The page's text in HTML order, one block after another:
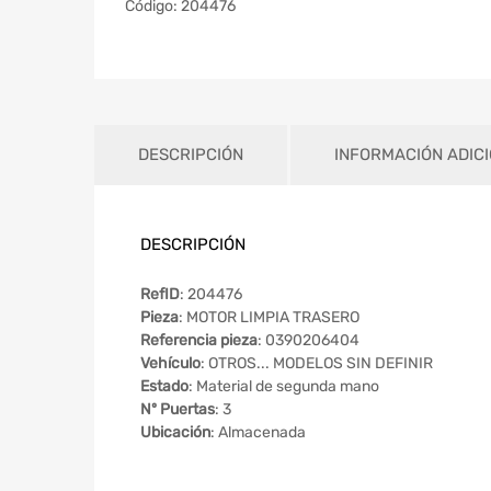
Código: 204476
DESCRIPCIÓN INFORMACIÓN
DESCRIPCIÓN
RefID: 204476
Pieza: MOTOR LIMPIA TRASERO
Referencia pieza: 0390206404
Vehículo: OTROS... MODELOS SIN DEFINIR
Estado: Material de segunda mano
Nº Puertas: 3
Ubicación: Almacenada